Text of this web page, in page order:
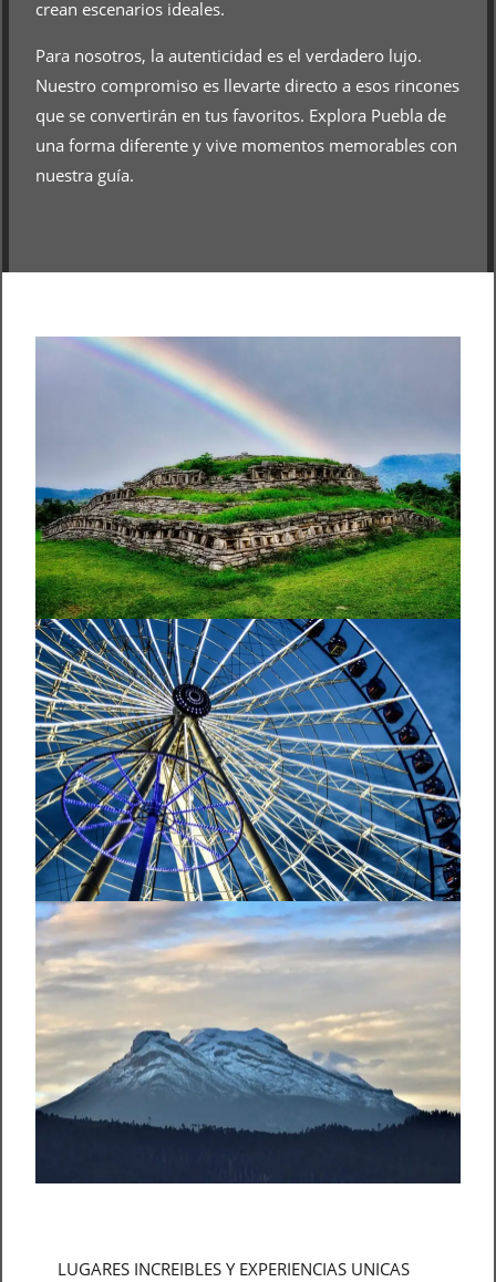
crean escenarios ideales.
Para nosotros, la autenticidad es el verdadero lujo.
Nuestro compromiso es llevarte directo a esos rincones
que se convertirán en tus favoritos. Explora Puebla de
una forma diferente y vive momentos memorables con
nuestra guía.
LUGARES INCREIBLES Y EXPERIENCIAS UNICAS